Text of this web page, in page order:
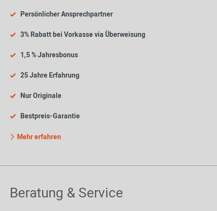
Persönlicher Ansprechpartner
3% Rabatt bei Vorkasse via Überweisung
1,5 % Jahresbonus
25 Jahre Erfahrung
Nur Originale
Bestpreis-Garantie
Mehr erfahren
Beratung & Service